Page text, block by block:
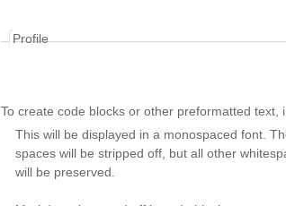
Profile
To create code blocks or other preformatted text,